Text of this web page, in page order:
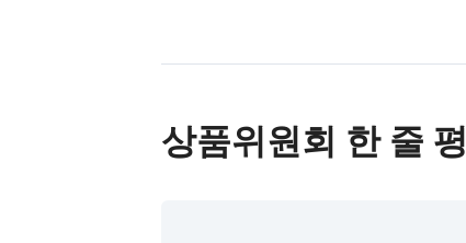
상품위원회 한 줄 평